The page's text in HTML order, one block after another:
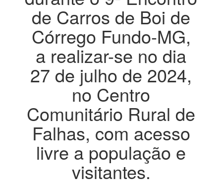
de Carros de Boi de
Córrego Fundo-MG,
a realizar-se no dia
27 de julho de 2024,
no Centro
Comunitário Rural de
Falhas, com acesso
livre a população e
visitantes.